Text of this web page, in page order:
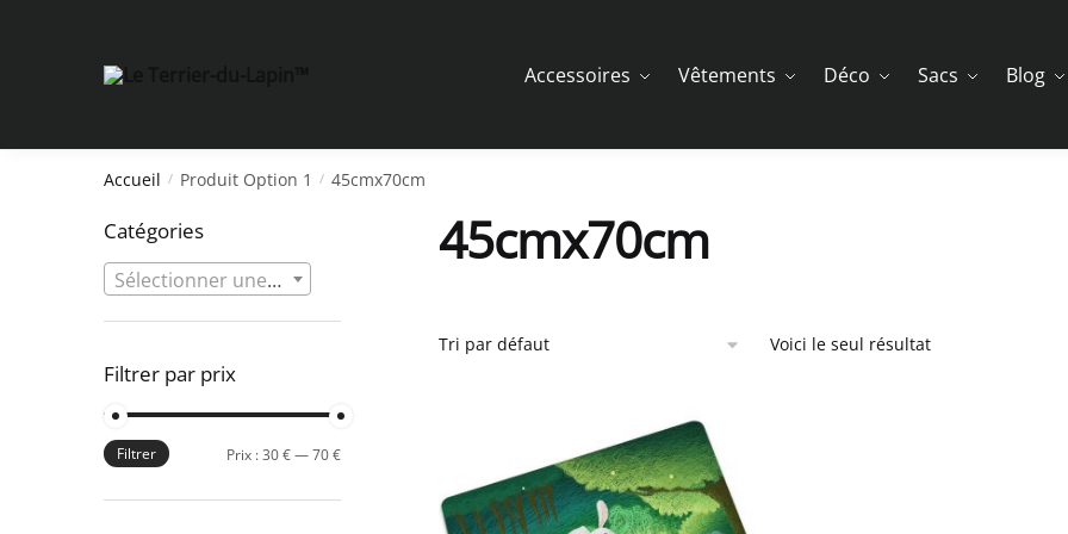
Accessoires Vêtements Déco Sacs Blog
Accueil / Produit Option 1 / 45cmx70cm
45cmx70cm
Voici le seul résultat
Catégories
Sélectionner une catégorie
Filtrer par prix
Prix
Prix
Filtrer Prix :30 €—70 €